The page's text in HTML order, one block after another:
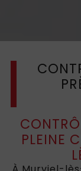
PLEINE